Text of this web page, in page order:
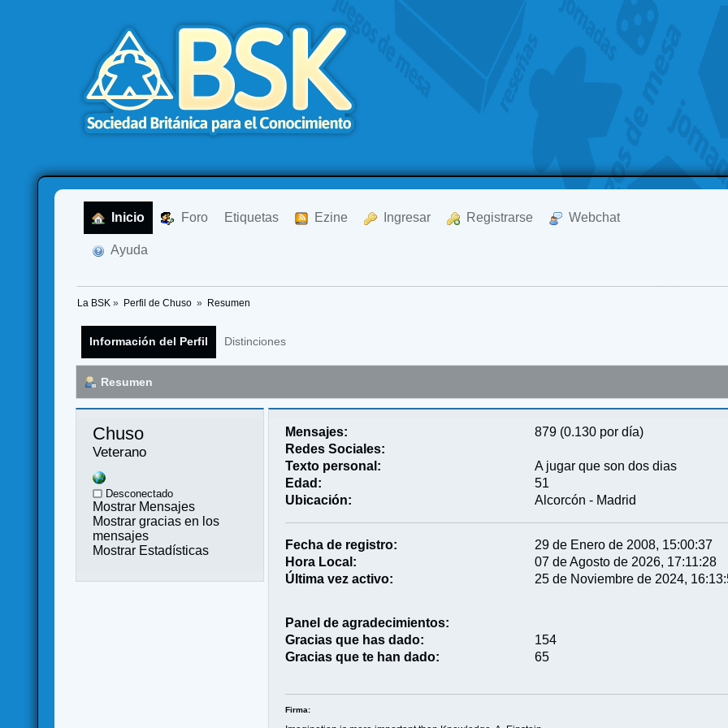
Inicio Foro Etiquetas Ezine Ingresar Registrarse Webchat
Ayuda
La BSK » Perfil de Chuso » Resumen
Información del Perfil Distinciones
Resumen
Chuso
Veterano
Desconectado
Mostrar Mensajes
Mostrar gracias en los
mensajes
Mostrar Estadísticas
Mensajes:
879 (0.130 por día)
Redes Sociales:
Texto personal:
A jugar que son dos dias
Edad:
51
Ubicación:
Alcorcón - Madrid
Fecha de registro:
29 de Enero de 2008, 15:00:37
Hora Local:
07 de Agosto de 2026, 17:11:28
Última vez activo:
25 de Noviembre de 2024,
Panel de agradecimientos:
Gracias que has dado:
154
Gracias que te han dado:
65
Firma: